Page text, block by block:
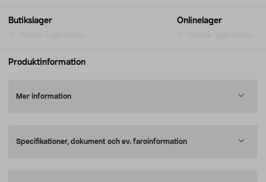
Butikslager Onlinelager
Produktinformation
Mer information
Specifikationer, dokument och ev. faroinformation